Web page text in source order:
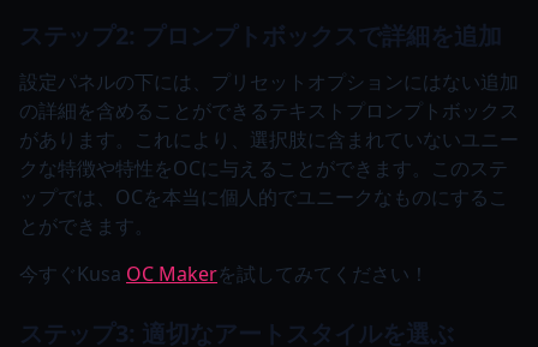
ステップ2: プロンプトボックスで詳細を追加
設定パネルの下には、プリセットオプションにはない追加
の詳細を含めることができるテキストプロンプトボックス
があります。これにより、選択肢に含まれていないユニー
クな特徴や特性をOCに与えることができます。このステ
ップでは、OCを本当に個人的でユニークなものにするこ
とができます。
今すぐKusa OC Makerを試してみてください！
ステップ3: 適切なアートスタイルを選ぶ